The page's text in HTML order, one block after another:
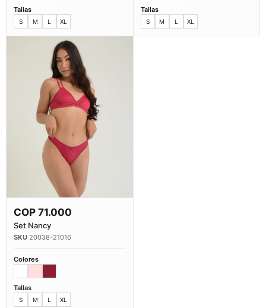
Tallas
S M L XL
Tallas
S M L XL
Comprar Ahora
COP 71.000
Set Nancy
20038-21016
Colores
Tallas
S M L XL